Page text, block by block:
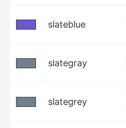
slateblue
slategray
slategrey